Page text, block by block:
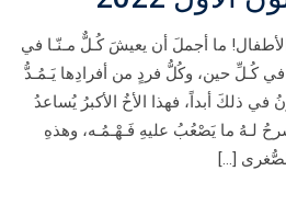
ما أجملَ أن يعيشَ كُـلٌّ مـنّـا في
كُـلِّ حين، وكُلُّ فردٍ من أفرادِها يَـمُـدُّ
في ذلكَ أبداً، فهذا الأخُ الأكبرُ يُساعدُ
لـهُ ما يَصْعُبُ عليهِ فَـهْـمُـه، وهذهِ
[…]